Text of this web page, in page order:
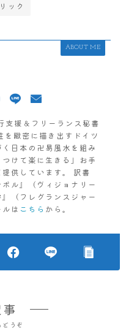
ック
ABOUT ME
支援＆フリーランス秘書
を緻密に描き出すドイツ
日本の卍易風水を組み
けて楽に生きる」お手
供しています。 訳書
ル』（ヴィジョナリー
（フレグランスジャー
は こちら から。
どうぞ